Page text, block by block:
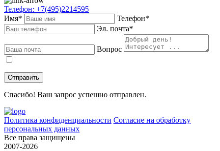
Телефон: +7(495)2214595
Имя*
Телефон*
Эл. почта*
Вопрос
Спасибо! Ваш запрос успешно отправлен.
Политика конфиденциальности Согласие на обработку
персональных данных
Все права защищены
2007-2026